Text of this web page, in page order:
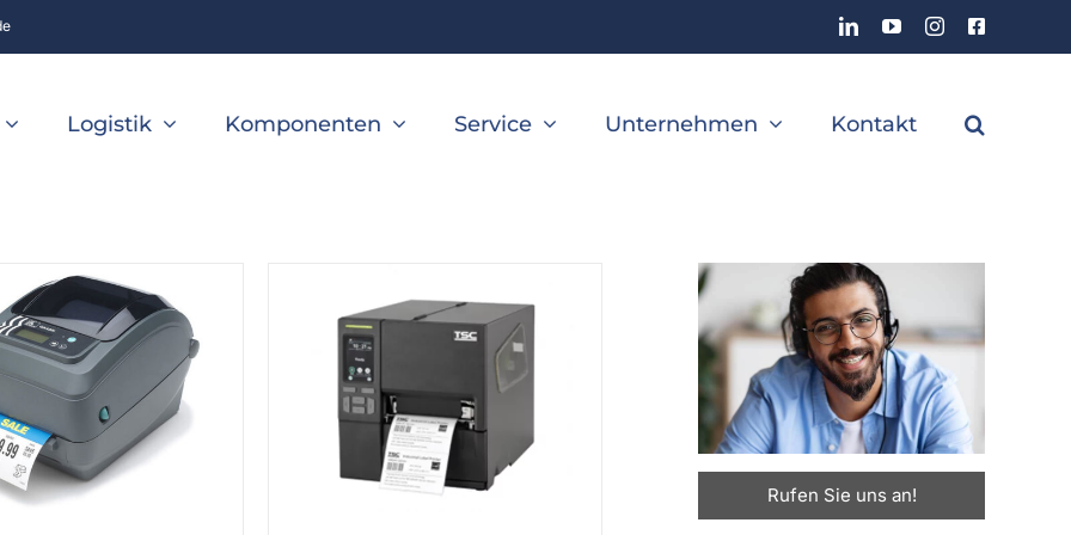
LinkedInYouTubeInstagramFacebook
Logistik Komponenten Service Unternehmen Kontakt
Rufen Sie uns an!